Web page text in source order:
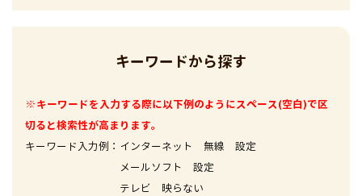
キーワードから探す
※キーワードを入力する際に以下例のようにスペース(空白)で区
切ると検索性が高まります。
キーワード入力例：インターネット 無線 設定
メールソフト 設定
テレビ 映らない